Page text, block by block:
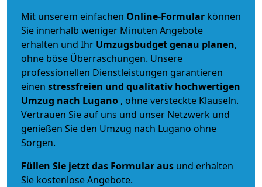
Mit unserem einfachen Online-Formular können
Sie innerhalb weniger Minuten Angebote
erhalten und Ihr Umzugsbudgetgenau planen,
ohne böse Überraschungen. Unsere
professionellen Dienstleistungen garantieren
einen stressfreien und qualitativ hochwertigen
Umzug nach Lugano , ohne versteckte Klauseln.
Vertrauen Sie auf uns und unser Netzwerk und
genießen Sie den Umzug nach Lugano ohne
Sorgen.
Füllen Sie jetzt das Formular aus und erhalten
Sie kostenlose Angebote.